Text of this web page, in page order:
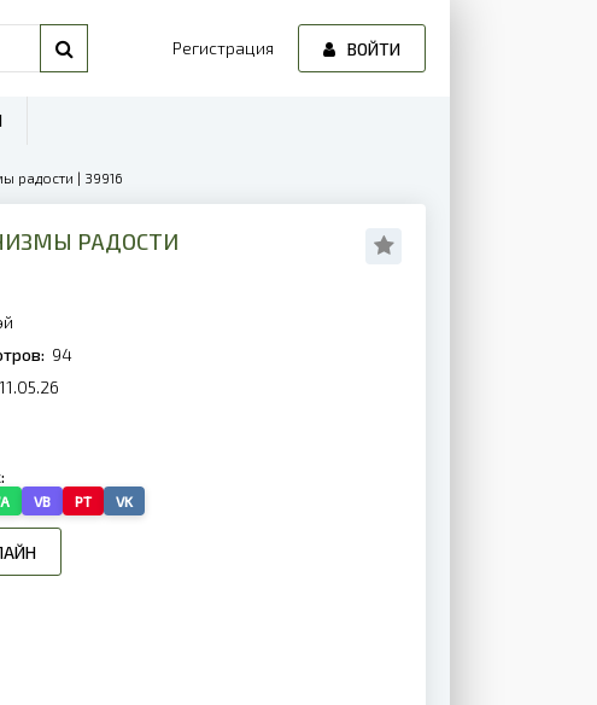
Регистрация ВОЙТИ
радости | 39916
РАДОСТИ
94
11.05.26
VB PT VK